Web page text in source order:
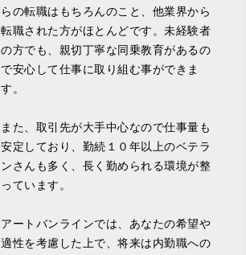
らの転職はもちろんのこと、他業界から
転職された方がほとんどです。未経験者
の方でも、親切丁寧な同乗教育があるの
で安心して仕事に取り組む事ができま
す。
また、取引先が大手中心なので仕事量も
安定しており、勤続１０年以上のベテラ
ンさんも多く、長く勤められる環境が整
っています。
アートバンラインでは、あなたの希望や
適性を考慮した上で、将来は内勤職への